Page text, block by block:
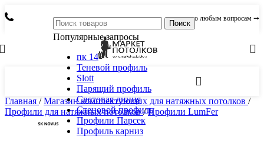
по любым вопросам ➞
Поиск
Популярные запросы
пк 14
Теневой профиль
Slott
Парящий профиль
Световая линия
Стеновой профиль
Профили Парсек
Профиль карниз
Главная / Магазин комплектующих для натяжных потолков /
Профили для натяжных потолков/ Профили LumFer